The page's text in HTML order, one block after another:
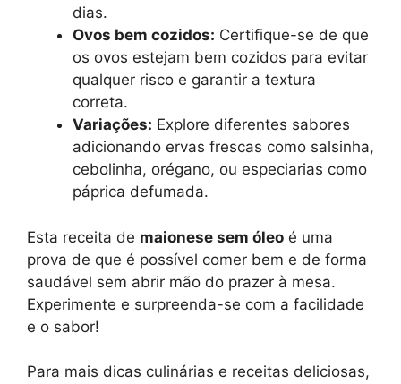
dias.
Ovos bem cozidos: Certifique-se de que
os ovos estejam bem cozidos para evitar
qualquer risco e garantir a textura
correta.
Variações: Explore diferentes sabores
adicionando ervas frescas como salsinha,
cebolinha, orégano, ou especiarias como
páprica defumada.
Esta receita de maionese sem óleo é uma
prova de que é possível comer bem e de forma
saudável sem abrir mão do prazer à mesa.
Experimente e surpreenda-se com a facilidade
e o sabor!
Para mais dicas culinárias e receitas deliciosas,